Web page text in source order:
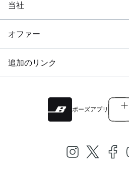
当社
オファー
追加のリンク
ボーズアプリ